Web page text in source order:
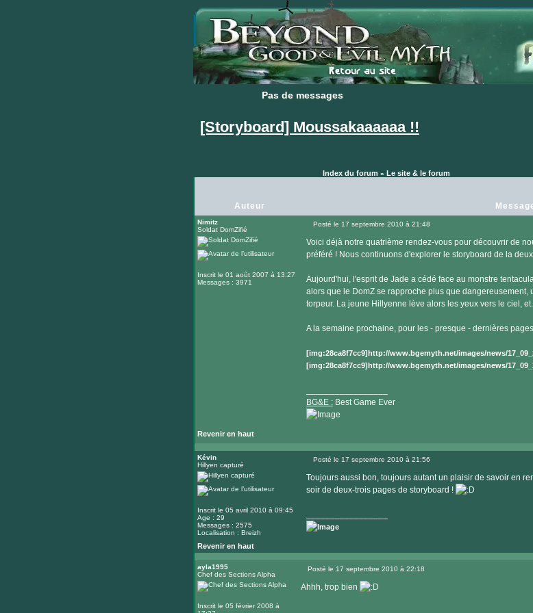
Pas de messages
Pas de messages
[Storyboard] Moussakaaaaaa !!
Index du forum » Le site & le forum
Auteur
Nimitz
Soldat DomZifié
Inscrit le 01 août 2007 à 13:27
Messages : 3971
Posté le 17 septembre 2010 à 21:48
Voici déjà notre quatrième rendez-vous pour découvrir de
préféré ! Nous continuons d'explorer le storyboard de la
Aujourd'hui, l'esprit de Jade a cédé face au monstre
alors que le DomZ se rapproche plus que dangereusement,
torpeur. La jeune Hillyenne lève alors les yeux vers le ciel,
A la semaine prochaine, pour les - presque - dernières
[img:28ca8f7cc9]http://www.bgemyth.net/images/news/
[img:28ca8f7cc9]http://www.bgemyth.net/images/news/
BG&E :Best Game Ever
Revenir en haut
le
site
Kévin
Hillyen capturé
Inscrit le 05 avril 2010 à 09:45
Age : 29
Messages : 2575
Localisation : Breizh
Posté le 17 septembre 2010 à 21:56
Toujours aussi bon, toujours autant un plaisir de savoir en
soir de deux-trois pages de storyboard !
Revenir en haut
ayla1995
Chef des Sections Alpha
Inscrit le 05 février 2008 à
Posté le 17 septembre 2010 à 22:18
Ahhh, trop bien